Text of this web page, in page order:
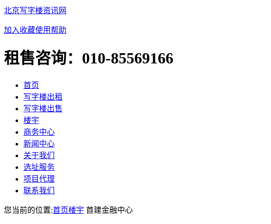
北京写字楼资讯网
加入收藏使用帮助
租售咨询： 010-85569166
首页
写字楼出租
写字楼出售
楼宇
商务中心
新闻中心
关于我们
选址服务
项目代理
联系我们
您当前的位置:首页楼宇 首建金融中心